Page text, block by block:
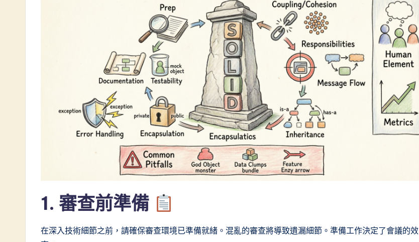
1. 審查前準備
在深入技術細節之前，請確保審查環境已準備就緒。混亂的審查將導致遺漏細節。準備工作決定了會議的效